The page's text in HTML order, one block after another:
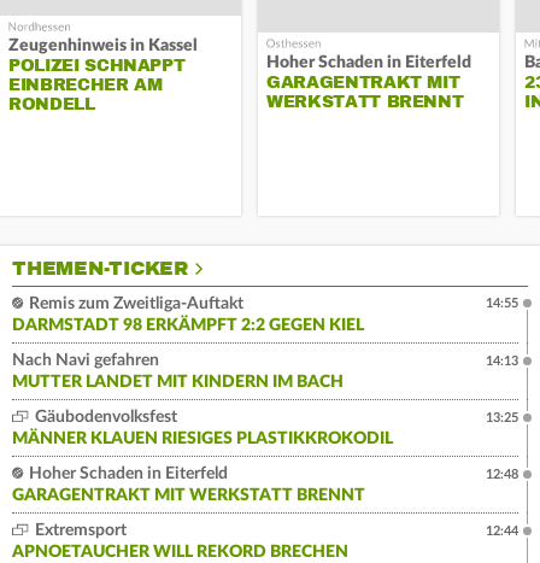
Zeugenhinweis in Kassel
POLIZEI SCHNAPPT
EINBRECHER AM
RONDELL
Hoher Schaden in Eiterfeld
GARAGENTRAKT MIT
WERKSTATT BRENNT
THEMEN-TICKER
Remis zum Zweitliga-Auftakt
DARMSTADT 98 ERKÄMPFT 2:2 GEGEN KIEL
14:55
Nach Navi gefahren
MUTTER LANDET MIT KINDERN IM BACH
14:13
Gäubodenvolksfest
MÄNNER KLAUEN RIESIGES PLASTIKKROKODIL
13:25
Hoher Schaden in Eiterfeld
GARAGENTRAKT MIT WERKSTATT BRENNT
12:48
Extremsport
APNOETAUCHER WILL REKORD BRECHEN
12:44